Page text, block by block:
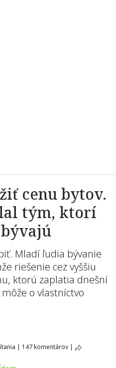
cenu bytov.
tým, ktorí
Mladí ľudia bývanie
riešenie cez vyššiu
ktorú zaplatia dnešní
o vlastníctvo
| 147 komentárov |